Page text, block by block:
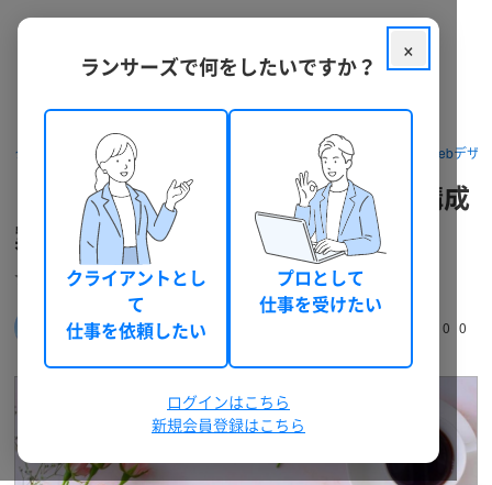
クラウドソーシング ランサーズ パッケージを探す デザイン・Webデザ
【初回限定】貴社専用LPデザイン構成
案、翌営業日に送ります
☆ランディングページを作ってみたい企業さま必見☆
中里吉利(coplus-one) 0 0
×
ランサーズで何をしたいですか？
クライアントとし
て
仕事を依頼したい
プロとして
仕事を受けたい
ログインはこちら
新規会員登録はこちら